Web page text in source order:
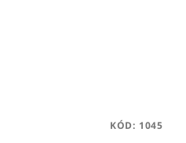
KÓD: 1045